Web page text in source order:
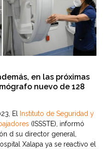
en las próximas
nuevo de 128
El Instituto de Seguridad y
(ISSSTE), informó
d su director general,
Xalapa ya se reactivo el